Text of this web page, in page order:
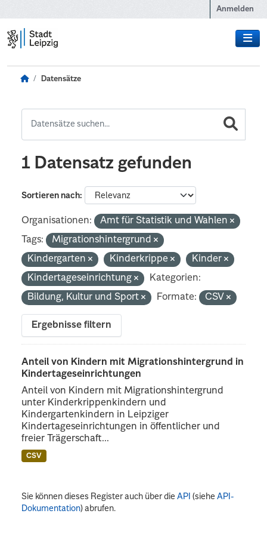
Anmelden
Datensätze
1 Datensatz gefunden
Sortieren nach
Organisationen:
Amt für Statistik und Wahlen
Tags:
Migrationshintergrund
Kindergarten
Kinderkrippe
Kinder
Kindertageseinrichtung
Kategorien:
Bildung, Kultur und Sport
Formate: CSV
Ergebnisse filtern
Anteil von Kindern mit Migrationshintergrund in
Kindertageseinrichtungen
Anteil von Kindern mit Migrationshintergrund
unter Kinderkrippenkindern und
Kindergartenkindern in Leipziger
Kindertageseinrichtungen in öffentlicher und
freier Trägerschaft...
CSV
Sie können dieses Register auch über dieAPI (sieheAPI-
Dokumentation) abrufen.